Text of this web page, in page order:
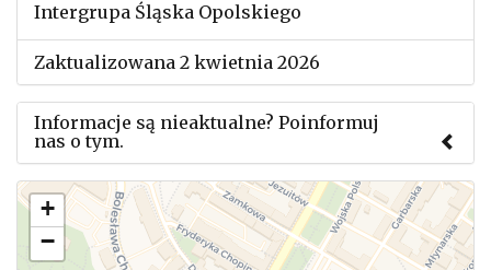
Intergrupa Śląska Opolskiego
Zaktualizowana 2 kwietnia 2026
Informacje są nieaktualne? Poinformuj
nas o tym.
Użyj tego formularza aby przesłać informację o
zmianach w powyższym mityngu.
+
−